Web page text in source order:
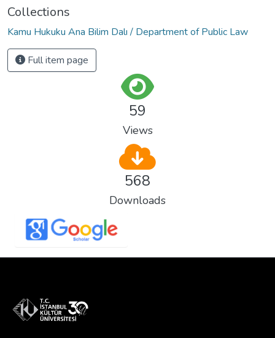
Collections
Kamu Hukuku Ana Bilim Dalı / Department of Public Law
Full item page
59
Views
568
Downloads